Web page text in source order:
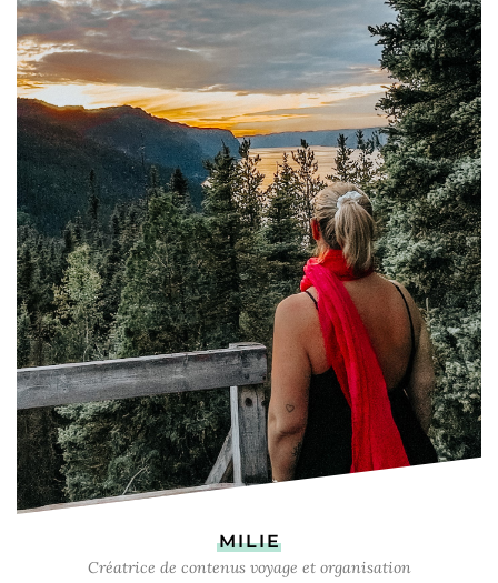
MILIE
Créatrice de contenus voyage et organisation